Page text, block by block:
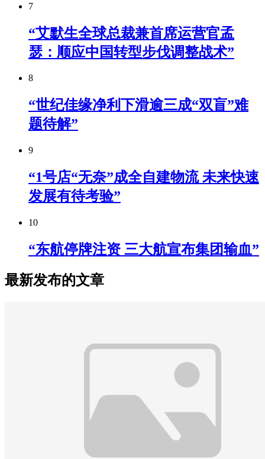
7
“艾默生全球总裁兼首席运营官孟
瑟：顺应中国转型步伐调整战术”
8
“世纪佳缘净利下滑逾三成“双盲”难
题待解”
9
“1号店“无奈”成全自建物流 未来快速
发展有待考验”
10
“东航停牌注资 三大航宣布集团输血”
最新发布的文章